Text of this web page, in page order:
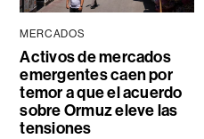
MERCADOS
Activos de mercados
emergentes caen por
temor a que el acuerdo
sobre Ormuz eleve las
tensiones